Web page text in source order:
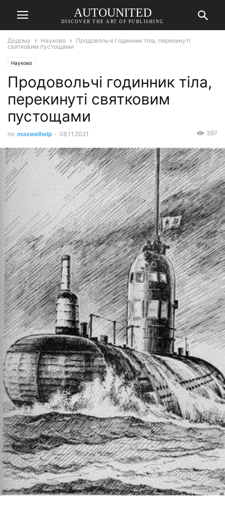
AUTOUNITED
DISCOVER THE ART OF PUBLISHING
Додому Науково
Продовольчі годинник тіла, перекинуті
святковим пустощами
Науково
Продовольчі годинник тіла,
перекинуті святковим
пустощами
по maxwelhelp - 08.11.2021 387